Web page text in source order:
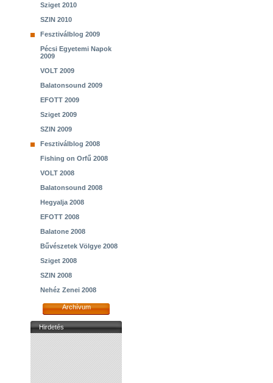
Sziget 2010
SZIN 2010
Fesztiválblog 2009
Pécsi Egyetemi Napok
2009
VOLT 2009
Balatonsound 2009
EFOTT 2009
Sziget 2009
SZIN 2009
Fesztiválblog 2008
Fishing on Orfű 2008
VOLT 2008
Balatonsound 2008
Hegyalja 2008
EFOTT 2008
Balatone 2008
Bűvészetek Völgye 2008
Sziget 2008
SZIN 2008
Nehéz Zenei 2008
Archívum
Hirdetés